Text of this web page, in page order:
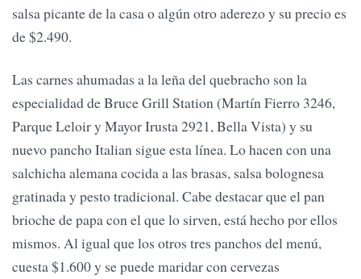
salsa picante de la casa o algún otro aderezo y su precio es
de $2.490.
Las carnes ahumadas a la leña del quebracho son la
especialidad de Bruce Grill Station (Martín Fierro 3246,
Parque Leloir y Mayor Irusta 2921, Bella Vista) y su
nuevo pancho Italian sigue esta línea. Lo hacen con una
salchicha alemana cocida a las brasas, salsa bolognesa
gratinada y pesto tradicional. Cabe destacar que el pan
brioche de papa con el que lo sirven, está hecho por ellos
mismos. Al igual que los otros tres panchos del menú,
cuesta $1.600 y se puede maridar con cervezas